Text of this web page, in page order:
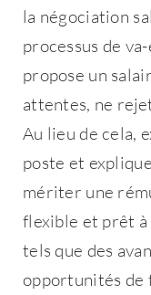
la négociation
processus de
propose un
attentes, ne
Au lieu de cela,
poste et
mériter une
flexible et prêt à
tels que des
opportunités de